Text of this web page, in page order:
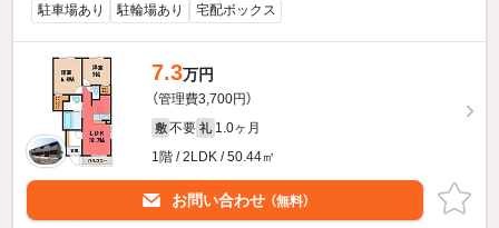
駐車場あり 駐輪場あり 宅配ボックス
7.3万円
（管理費3,700円）
敷 不要 礼 1.0ヶ月
1階 / 2LDK / 50.44㎡
お問い合わせ （無料）